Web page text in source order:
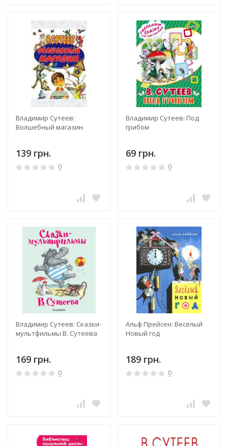
Владимир Сутеев:
Волшебный магазин
139 грн.
0
Владимир Сутеев: Под
грибом
69 грн.
0
Владимир Сутеев: Сказки-
мультфильмы В. Сутеева
169 грн.
0
Альф Прейсен: Веселый
Новый год
189 грн.
0